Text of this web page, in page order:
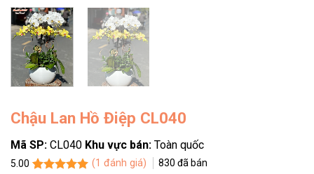
Chậu Lan Hồ Điệp CL040
Mã SP: CL040 Khu vực bán: Toàn quốc
5.00
(1 đánh giá) 830 đã bán